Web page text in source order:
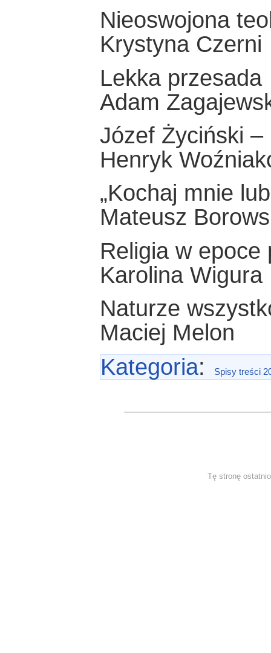
Nieoswojona
Krystyna Czerni
Lekka przesada
Adam
Józef Życiński
Henryk
„Kochaj mnie
Mateusz
Religia w epoce
Karolina Wigura
Naturze
Maciej Melon
Kategoria: Spisy treści
Tę stronę